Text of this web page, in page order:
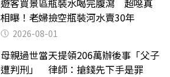
遊客買景區瓶裝水喝完腹瀉 超噁真
相曝！老婦撿空瓶裝河水賣30年
2026-08-01
母親過世當天提領206萬辦後事「父子
遭判刑」 律師：搶錢先下手是罪